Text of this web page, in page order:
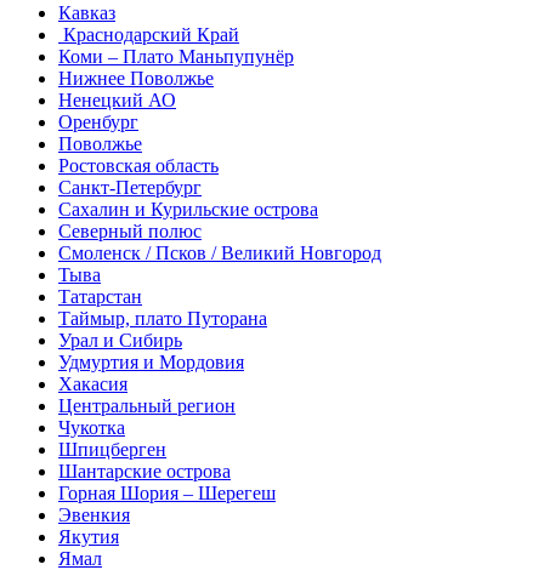
Кавказ
Краснодарский Край
Коми – Плато Маньпупунёр
Нижнее Поволжье
Ненецкий АО
Оренбург
Поволжье
Ростовская область
Санкт-Петербург
Сахалин и Курильские острова
Северный полюс
Смоленск / Псков / Великий Новгород
Тыва
Татарстан
Таймыр, плато Путорана
Урал и Сибирь
Удмуртия и Мордовия
Хакасия
Центральный регион
Чукотка
Шпицберген
Шантарские острова
Горная Шория – Шерегеш
Эвенкия
Якутия
Ямал